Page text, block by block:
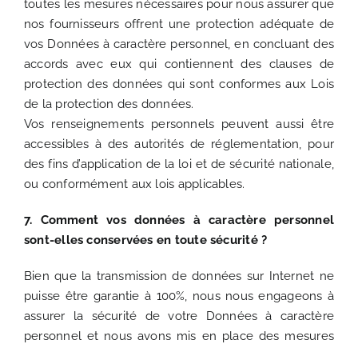
toutes les mesures nécessaires pour nous assurer que
nos fournisseurs offrent une protection adéquate de
vos Données à caractère personnel, en concluant des
accords avec eux qui contiennent des clauses de
protection des données qui sont conformes aux Lois
de la protection des données.
Vos renseignements personnels peuvent aussi être
accessibles à des autorités de réglementation, pour
des fins d’application de la loi et de sécurité nationale,
ou conformément aux lois applicables.
7. Comment vos données à caractère personnel
sont-elles conservées en toute sécurité ?
Bien que la transmission de données sur Internet ne
puisse être garantie à 100%, nous nous engageons à
assurer la sécurité de votre Données à caractère
personnel et nous avons mis en place des mesures